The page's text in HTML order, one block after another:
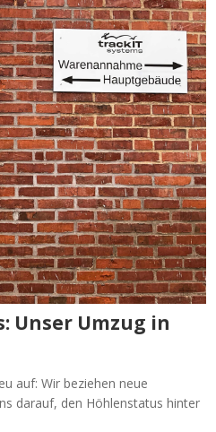
Unser Umzug in
auf: Wir beziehen neue
darauf, den Höhlenstatus hinter